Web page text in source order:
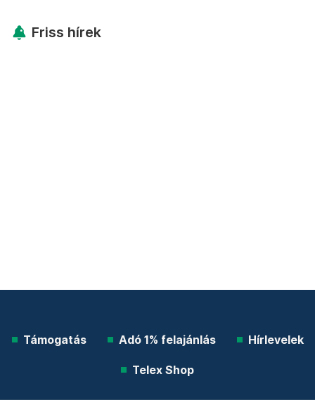
Friss hírek
Támogatás Adó 1% felajánlás Hírlevelek
Telex Shop